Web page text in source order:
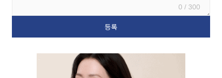
0 / 300